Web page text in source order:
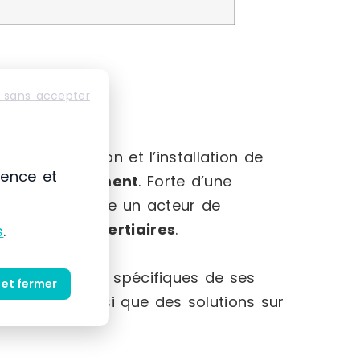
et l’installation de
aurangement. Forte d’une
comme un acteur de
et tertiaires.
des besoins spécifiques de ses
produits ainsi que des solutions sur
sans accepter
et
.
fermer